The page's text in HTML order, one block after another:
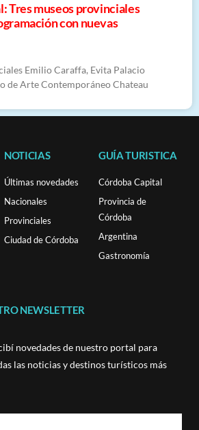
Tres museos provinciales
con nuevas
Emilio Caraffa, Evita Palacio
de Arte Contemporáneo Chateau
NOTICIAS
Últimas novedades
Nacionales
Provinciales
Ciudad de Córdoba
GUÍA TURISTICA
Córdoba Capital
Provincia de
Córdoba
Argentina
Gastronomía
NEWSLETTER
novedades de nuestro portal para
las noticias y destinos turísticos más